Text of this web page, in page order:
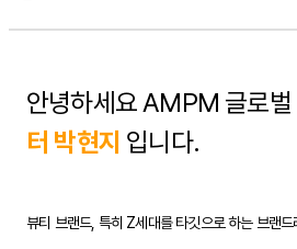
안녕하세요 AMPM 글로벌
터 박현지 입니다.
뷰티 브랜드, 특히 Z세대를 타깃으로 하는 브랜